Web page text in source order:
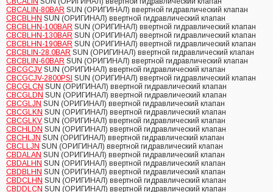
CBCALIN-80BAR SUN (ОРИГИНАЛ) ввертной гидравлический клапан
CBCBLHN SUN (ОРИГИНАЛ) ввертной гидравлический клапан
CBCBLHN-100BAR SUN (ОРИГИНАЛ) ввертной гидравлический клапан
CBCBLHN-130BAR SUN (ОРИГИНАЛ) ввертной гидравлический клапан
CBCBLHN-190BAR SUN (ОРИГИНАЛ) ввертной гидравлический клапан
CBCBLIN-28.0BAR SUN (ОРИГИНАЛ) ввертной гидравлический клапан
CBCBLIN-60BAR SUN (ОРИГИНАЛ) ввертной гидравлический клапан
CBCGCJV SUN (ОРИГИНАЛ) ввертной гидравлический клапан
CBCGCJV-2800PSI SUN (ОРИГИНАЛ) ввертной гидравлический клапан
CBCGLCN SUN (ОРИГИНАЛ) ввертной гидравлический клапан
CBCGLDN SUN (ОРИГИНАЛ) ввертной гидравлический клапан
CBCGLJN SUN (ОРИГИНАЛ) ввертной гидравлический клапан
CBCGLKN SUN (ОРИГИНАЛ) ввертной гидравлический клапан
CBCGLKV SUN (ОРИГИНАЛ) ввертной гидравлический клапан
CBCHLDN SUN (ОРИГИНАЛ) ввертной гидравлический клапан
CBCHLJN SUN (ОРИГИНАЛ) ввертной гидравлический клапан
CBCLLJN SUN (ОРИГИНАЛ) ввертной гидравлический клапан
CBDALAN SUN (ОРИГИНАЛ) ввертной гидравлический клапан
CBDALHN SUN (ОРИГИНАЛ) ввертной гидравлический клапан
CBDBLHN SUN (ОРИГИНАЛ) ввертной гидравлический клапан
CBDCLHN SUN (ОРИГИНАЛ) ввертной гидравлический клапан
CBDDLCN SUN (ОРИГИНАЛ) ввертной гидравлический клапан